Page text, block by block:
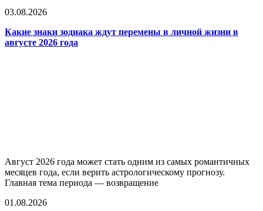
03.08.2026
Какие знаки зодиака ждут перемены в личной жизни в
августе 2026 года
Август 2026 года может стать одним из самых романтичных
месяцев года, если верить астрологическому прогнозу.
Главная тема периода — возвращение
01.08.2026